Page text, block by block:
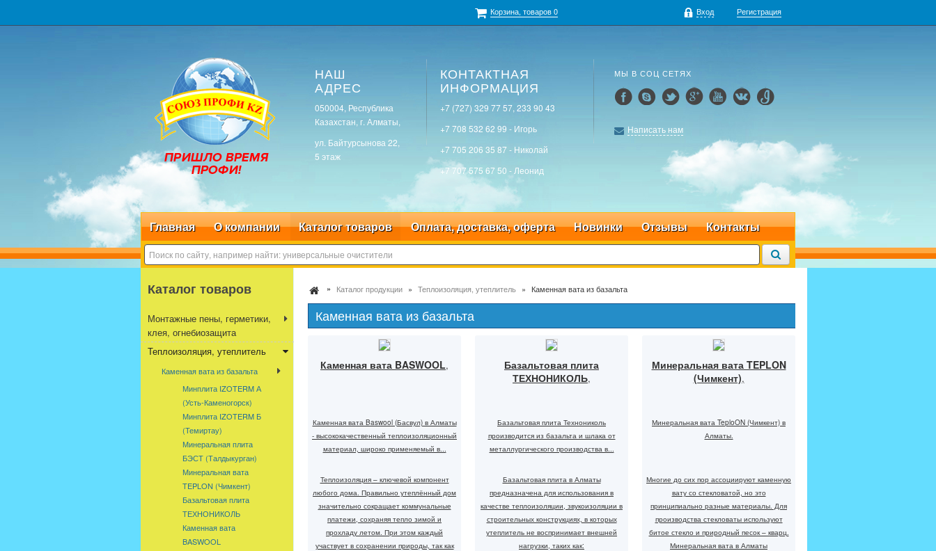
Корзина, товаров0 Вход Регистрация
НАШ
АДРЕС
050004, Республика
Казахстан, г. Алматы,
ул. Байтурсынова 22,
5 этаж
КОНТАКТНАЯ
ИНФОРМАЦИЯ
+7 (727) 329 77 57, 233 90 43
+7 708 532 62 99 - Игорь
+7 705 206 35 87 - Николай
+7 707 575 67 50 - Леонид
МЫ В СОЦ СЕТЯХ
Написать нам
Главная О компании Каталог товаров Оплата, доставка, оферта Новинки Отзывы Контакты
Каталог продукции Теплоизоляция, утеплитель Каменная вата из базальта
Каменная вата из базальта
Каменная вата BASWOOL,
Каменная вата Baswool (Басвул) в Алматы
- высококачественный теплоизоляционный
материал, широко применяемый в...
Теплоизоляция– ключевой компонент
любого дома. Правильно утеплённый дом
значительно сокращает коммунальные
платежи, сохраняя тепло зимой и
прохладу летом. При этом каждый
участвует в сохранении природы, так как
Базальтовая плита
ТЕХНОНИКОЛЬ,
Базальтовая плита Технониколь
производится из базальта и шлака от
металлургического производства в...
Базальтовая плита в Алматы
предназначена для использования в
качестве теплоизоляции, звукоизоляции в
строительных конструкциях, в которых
утеплитель не воспринимает внешней
нагрузки, таких как:
Минеральная вата TEPLON
(Чимкент),
Минеральная вата TeploON (Чимкент) в
Алматы.
Многие до сих пор ассоциируют каменную
вату со стекловатой, но это
принципиально разные материалы. Для
производства стекловаты используют
битое стекло и природный песок – кварц.
Минеральная вата в Алматы
Каталог товаров
Монтажные пены, герметики,
клея, огнебиозащита
Теплоизоляция, утеплитель
Каменная вата из базальта
Минплита IZOTERM А
(Усть-Каменогорск)
Минплита IZOTERM Б
(Темиртау)
Минеральная плита
БЭСТ (Талдыкурган)
Минеральная вата
TEPLON (Чимкент)
Базальтовая плита
ТЕХНОНИКОЛЬ
Каменная вата
BASWOOL